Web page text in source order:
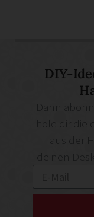
DIY-
deinen